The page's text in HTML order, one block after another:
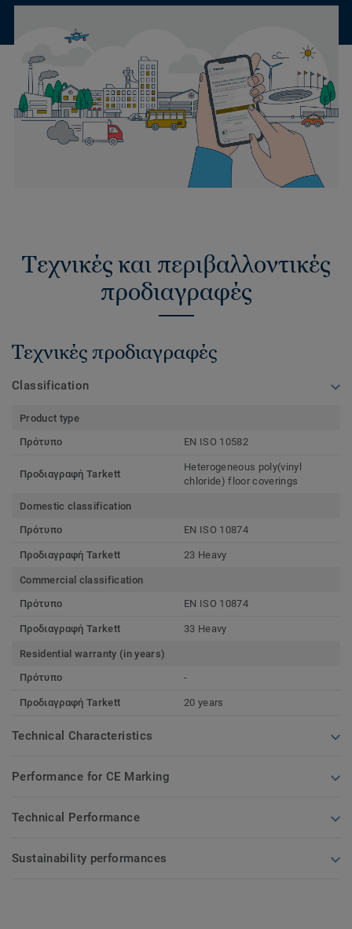
Τεχνικές και περιβαλλοντικές
προδιαγραφές
Τεχνικές προδιαγραφές
Classification
Product type
Πρότυπο
EN ISO 10582
Προδιαγραφή Tarkett
Heterogeneous poly(vinyl
chloride) floor coverings
Domestic classification
Πρότυπο
EN ISO 10874
Προδιαγραφή Tarkett 23 Heavy
Commercial classification
Πρότυπο
EN ISO 10874
Προδιαγραφή Tarkett 33 Heavy
Residential warranty (in years)
Πρότυπο
-
Προδιαγραφή Tarkett 20 years
Technical Characteristics
Performance for CE Marking
Technical Performance
Sustainability performances